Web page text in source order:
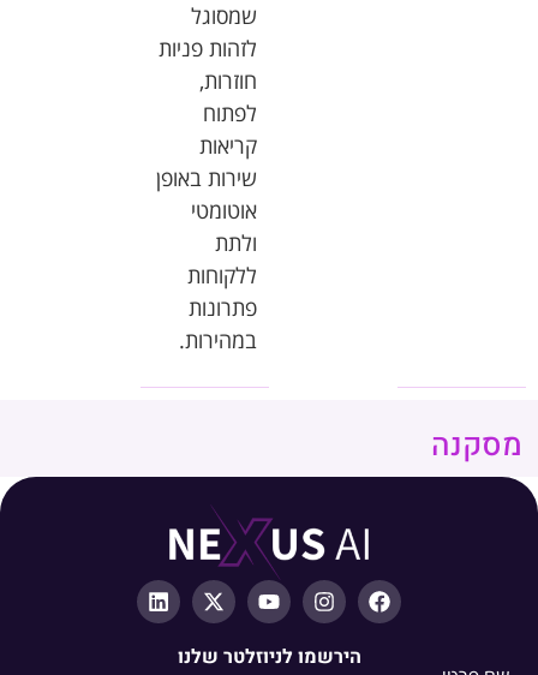
שמסוגל
לזהות פניות
חוזרות,
לפתוח
קריאות
שירות באופן
אוטומטי
ולתת
ללקוחות
פתרונות
במהירות.
מסקנה
הירשמו לניוזלטר שלנו